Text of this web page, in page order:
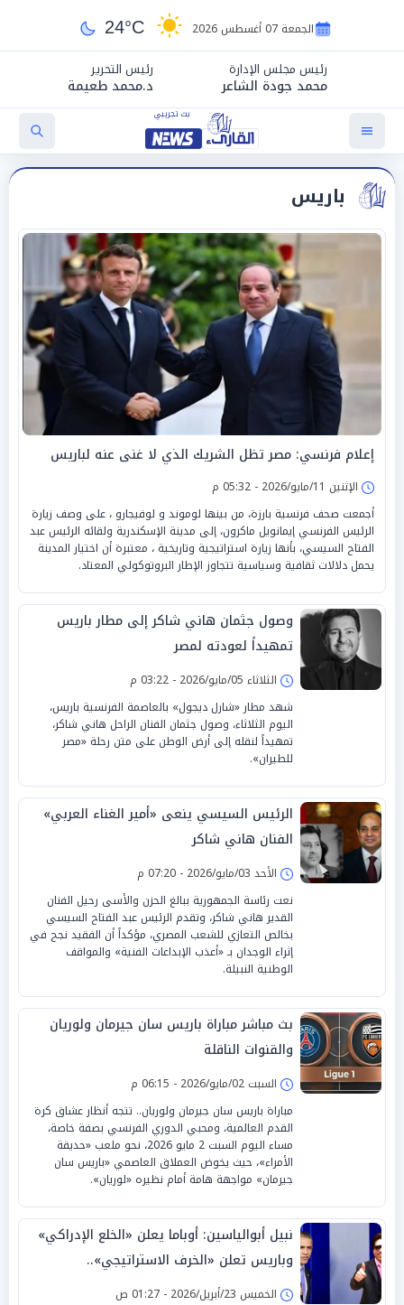
الجمعة 07 أغسطس 2026 24°C
رئيس مجلس الإدارة
محمد جودة الشاعر
رئيس التحرير
د.محمد طعيمة
باريس
إعلام فرنسي: مصر تظل الشريك الذي لا غنى عنه لباريس
الإثنين 11/مايو/2026 - 05:32 م
أجمعت صحف فرنسية بارزة، من بينها لوموند و لوفيجارو ، على وصف زيارة
الرئيس الفرنسي إيمانويل ماكرون، إلى مدينة الإسكندرية ولقائه الرئيس عبد
الفتاح السيسي، بأنها زيارة استراتيجية وتاريخية ، معتبرة أن اختيار المدينة
يحمل دلالات ثقافية وسياسية تتجاوز الإطار البروتوكولي المعتاد.
وصول جثمان هاني شاكر إلى مطار باريس
تمهيداً لعودته لمصر
الثلاثاء 05/مايو/2026 - 03:22 م
شهد مطار «شارل ديجول» بالعاصمة الفرنسية باريس،
اليوم الثلاثاء، وصول جثمان الفنان الراحل هاني شاكر،
تمهيداً لنقله إلى أرض الوطن على متن رحلة «مصر
للطيران».
الرئيس السيسي ينعى «أمير الغناء العربي»
الفنان هاني شاكر
الأحد 03/مايو/2026 - 07:20 م
نعت رئاسة الجمهورية ببالغ الحزن والأسى رحيل الفنان
القدير هاني شاكر، وتقدم الرئيس عبد الفتاح السيسي
بخالص التعازي للشعب المصري، مؤكداً أن الفقيد نجح في
إثراء الوجدان بـ «أعذب الإبداعات الفنية» والمواقف
الوطنية النبيلة.
بث مباشر مباراة باريس سان جيرمان ولوريان
والقنوات الناقلة
السبت 02/مايو/2026 - 06:15 م
مباراة باريس سان جيرمان ولوريان.. تتجه أنظار عشاق كرة
القدم العالمية، ومحبي الدوري الفرنسي بصفة خاصة،
مساء اليوم السبت 2 مايو 2026، نحو ملعب «حديقة
الأمراء»، حيث يخوض العملاق العاصمي «باريس سان
جيرمان» مواجهة هامة أمام نظيره «لوريان».
نبيل أبوالياسين: أوباما يعلن «الخلع الإدراكي»
وباريس تعلن «الخرف الاستراتيجي»..
و«الكسوف السيادي» يضرب واشنطن
الخميس 23/أبريل/2026 - 01:27 ص